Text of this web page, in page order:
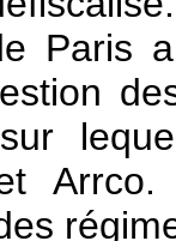
Paris